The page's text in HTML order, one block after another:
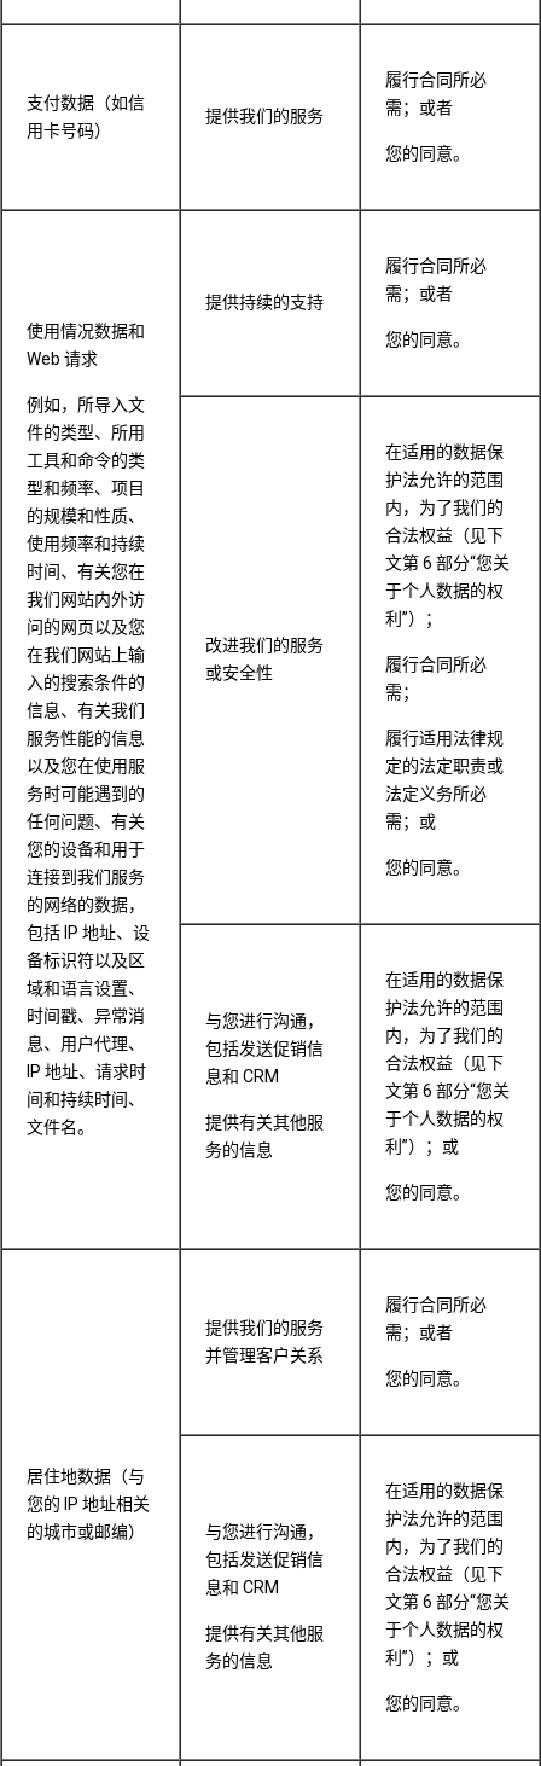
支付数据（如信
用卡号码）
提供我们的服务
履行合同所必
需；或者
您的同意。
使用情况数据和
Web 请求
例如，所导入文
件的类型、所用
工具和命令的类
型和频率、项目
的规模和性质、
使用频率和持续
时间、有关您在
我们网站内外访
问的网页以及您
在我们网站上输
入的搜索条件的
信息、有关我们
服务性能的信息
以及您在使用服
务时可能遇到的
任何问题、有关
您的设备和用于
连接到我们服务
的网络的数据，
包括 IP 地址、设
备标识符以及区
域和语言设置、
时间戳、异常消
息、用户代理、
IP 地址、请求时
间和持续时间、
文件名。
提供持续的支持
履行合同所必
需；或者
您的同意。
改进我们的服务
或安全性
在适用的数据保
护法允许的范围
内，为了我们的
合法权益（见下
文第 6 部分“您关
于个人数据的权
利”）；
履行合同所必
需；
履行适用法律规
定的法定职责或
法定义务所必
需；或
您的同意。
与您进行沟通，
包括发送促销信
息和 CRM
提供有关其他服
务的信息
在适用的数据保
护法允许的范围
内，为了我们的
合法权益（见下
文第 6 部分“您关
于个人数据的权
利”）；或
您的同意。
居住地数据（与
您的 IP 地址相关
的城市或邮编）
提供我们的服务
并管理客户关系
履行合同所必
需；或者
您的同意。
与您进行沟通，
包括发送促销信
息和 CRM
提供有关其他服
务的信息
在适用的数据保
护法允许的范围
内，为了我们的
合法权益（见下
文第 6 部分“您关
于个人数据的权
利”）；或
您的同意。